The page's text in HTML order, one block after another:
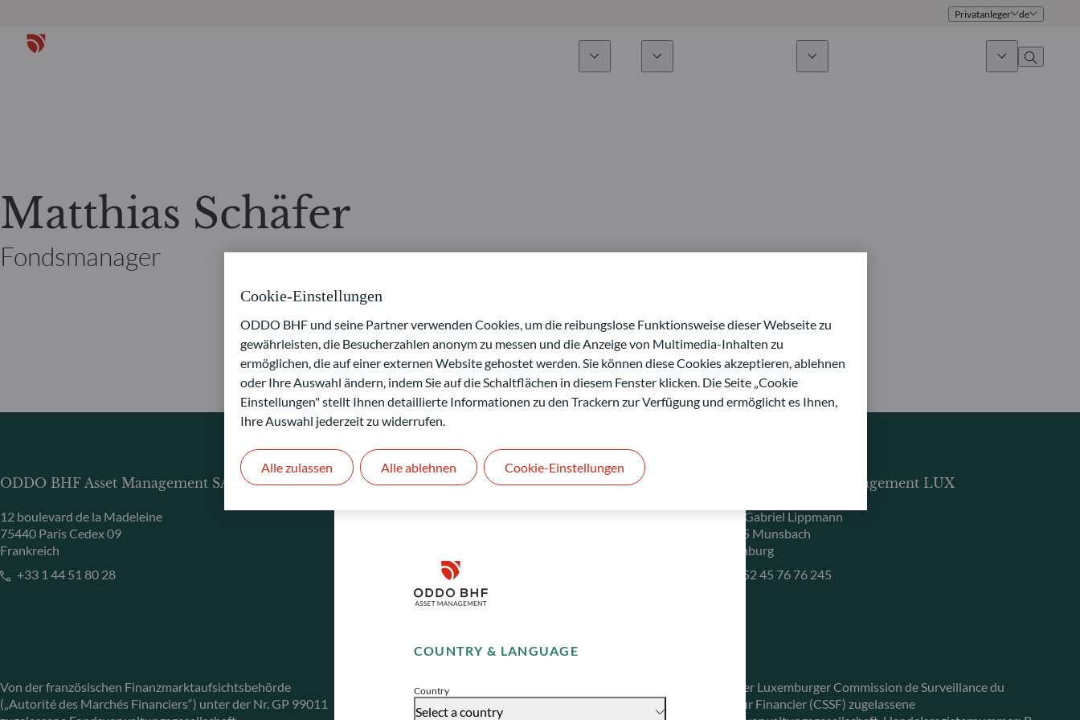
COUNTRY & LANGUAGE
Country
Select a country
Disclaimer
Accept
Privatanleger de
Multi-Asset
Private Assets
Wie kann ich Fonds zeichnen?
Matthias Schäfer
Fondsmanager
ODDO BHF Asset Management SAS*
12 boulevard de la Madeleine
75440 Paris Cedex 09
Frankreich
+33 1 44 51 80 28
Von der französischen Finanzmarktaufsichtsbehörde
(„Autorité des Marchés Financiers“) unter der Nr. GP 99011
ODDO BHF Asset Management GmbH
+49 (0) 211 239 24 01
Gallusanlage 8
Deutschland
Von der Bundesanstalt für Finanzdienstleistungsaufsicht
(„BaFin“) zugelassene und beaufsichtigte
ODDO BHF Asset Management LUX
6, rue Gabriel Lippmann
L-5365 Munsbach
Luxemburg
+352 45 76 76 245
Von der Luxemburger Commission de Surveillance du
Secteur Financier (CSSF) zugelassene
Cookie-Einstellungen
ODDO BHF und seine Partner verwenden Cookies, um die reibungslose Funktionsweise dieser Webseite zu
gewährleisten, die Besucherzahlen anonym zu messen und die Anzeige von Multimedia-Inhalten zu
ermöglichen, die auf einer externen Website gehostet werden. Sie können diese Cookies akzeptieren, ablehnen
oder Ihre Auswahl ändern, indem Sie auf die Schaltflächen in diesem Fenster klicken. Die Seite „Cookie
Einstellungen" stellt Ihnen detaillierte Informationen zu den Trackern zur Verfügung und ermöglicht es Ihnen,
Ihre Auswahl jederzeit zu widerrufen.
Alle ablehnen
Alle zulassen Cookie-Einstellungen